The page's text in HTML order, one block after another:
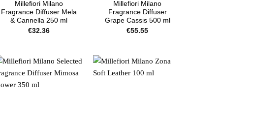
Millefiori Milano
Fragrance Diffuser Mela
& Cannella 250 ml
€32.36
Millefiori Milano
Fragrance Diffuser
Grape Cassis 500 ml
€55.55